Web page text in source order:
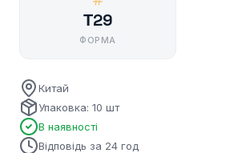
Т29
ФОРМА
Китай
Упаковка: 10 шт
В наявності
Відповідь за 24 год